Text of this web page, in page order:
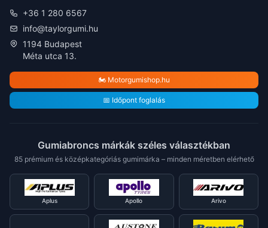
+36 1 280 6567
info@taylorgumi.hu
1194 Budapest
Méta utca 13.
🏍️ Motorgumishop.hu
📅 Időpont foglalás
Gumiabroncs márkák széles választékban
85 prémium és középkategóriás gumimárka – minden méretben elérhető
Aplus Apollo Arivo